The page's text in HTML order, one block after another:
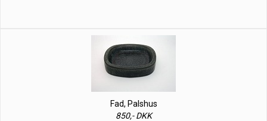
Fad, Palshus
850,- DKK